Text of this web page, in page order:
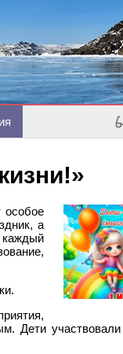
особое
а
каждый
Дети